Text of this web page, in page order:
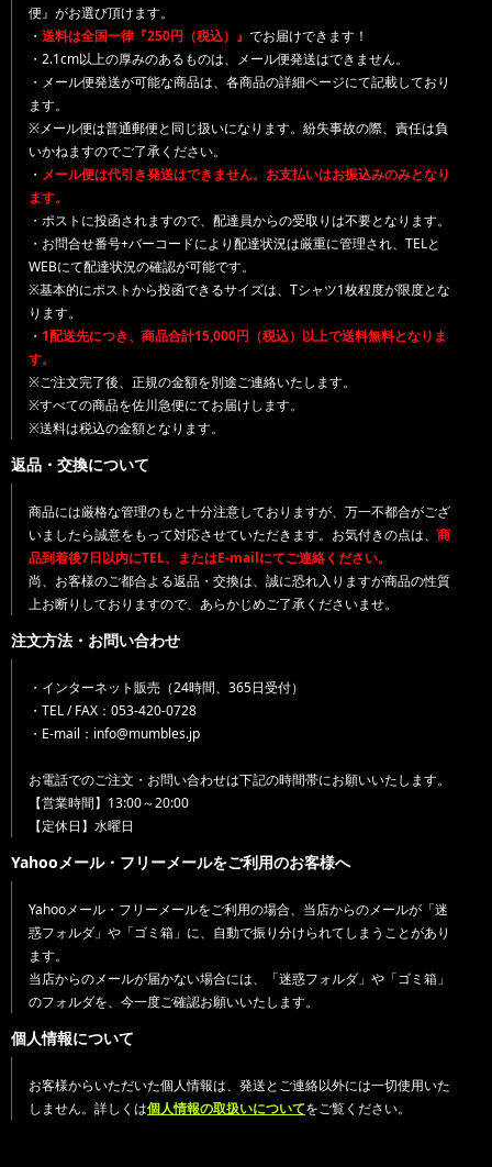
便』がお選び頂けます。
・ 送料は全国一律『250円（税込）』 でお届けできます！
・2.1cm以上の厚みのあるものは、メール便発送はできません。
・メール便発送が可能な商品は、各商品の詳細ページにて記載しており
ます。
※メール便は普通郵便と同じ扱いになります。紛失事故の際、責任は負
いかねますのでご了承ください。
・ メール便は代引き発送はできません。お支払いはお振込みのみとなり
ます。
・ポストに投函されますので、配達員からの受取りは不要となります。
・お問合せ番号+バーコードにより配達状況は厳重に管理され、TELと
WEBにて配達状況の確認が可能です。
※基本的にポストから投函できるサイズは、Tシャツ1枚程度が限度とな
ります。
・ 1配送先につき、商品合計15,000円（税込）以上で送料無料となりま
す。
※ご注文完了後、正規の金額を別途ご連絡いたします。
※すべての商品を佐川急便にてお届けします。
※送料は税込の金額となります。
返品・交換について
商品には厳格な管理のもと十分注意しておりますが、万一不都合がござ
いましたら誠意をもって対応させていただきます。お気付きの点は、 商
品到着後7日以内にTEL、またはE-mailにてご連絡ください。
尚、お客様のご都合よる返品・交換は、誠に恐れ入りますが商品の性質
上お断りしておりますので、あらかじめご了承くださいませ。
注文方法・お問い合わせ
・インターネット販売（24時間、365日受付）
・TEL / FAX：053-420-0728
・E-mail：info@mumbles.jp
お電話でのご注文・お問い合わせは下記の時間帯にお願いいたします。
【営業時間】13:00～20:00
【定休日】水曜日
Yahooメール・フリーメールをご利用のお客様へ
Yahooメール・フリーメールをご利用の場合、当店からのメールが「迷
惑フォルダ」や「ゴミ箱」に、自動で振り分けられてしまうことがあり
ます。
当店からのメールが届かない場合には、「迷惑フォルダ」や「ゴミ箱」
のフォルダを、今一度ご確認お願いいたします。
個人情報について
お客様からいただいた個人情報は、発送とご連絡以外には一切使用いた
しません。詳しくは個人情報の取扱いについてをご覧ください。